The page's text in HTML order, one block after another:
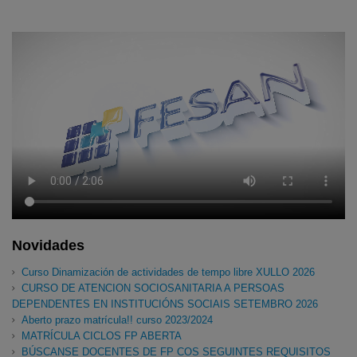
Novidades
Curso Dinamización de actividades de tempo libre XULLO 2026
CURSO DE ATENCION SOCIOSANITARIA A PERSOAS
DEPENDENTES EN INSTITUCIÓNS SOCIAIS SETEMBRO 2026
Aberto prazo matrícula!! curso 2023/2024
MATRÍCULA CICLOS FP ABERTA
BÚSCANSE DOCENTES DE FP COS SEGUINTES REQUISITOS